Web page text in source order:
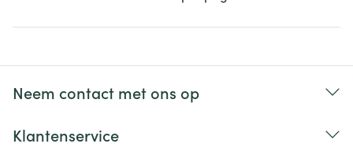
Neem contact met ons op
Klantenservice